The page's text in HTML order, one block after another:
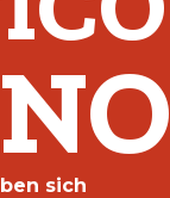
sich